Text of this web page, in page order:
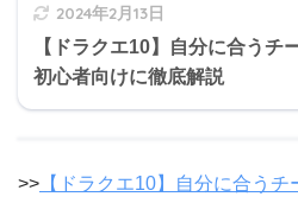
2024年2月13日
【ドラクエ10】自分に合うチ
初心者向けに徹底解説
>> 【ドラクエ10】自分に合う